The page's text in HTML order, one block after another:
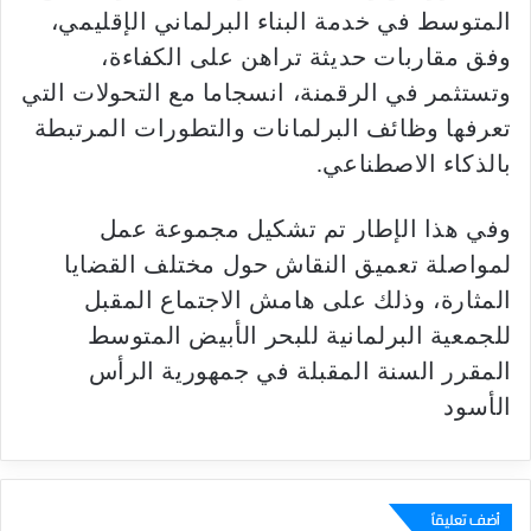
المتوسط في خدمة البناء البرلماني الإقليمي،
وفق مقاربات حديثة تراهن على الكفاءة،
وتستثمر في الرقمنة، انسجاما مع التحولات التي
تعرفها وظائف البرلمانات والتطورات المرتبطة
بالذكاء الاصطناعي.
وفي هذا الإطار تم تشكيل مجموعة عمل
لمواصلة تعميق النقاش حول مختلف القضايا
المثارة، وذلك على هامش الاجتماع المقبل
للجمعية البرلمانية للبحر الأبيض المتوسط
المقرر السنة المقبلة في جمهورية الرأس
الأسود
أضف تعليقاً